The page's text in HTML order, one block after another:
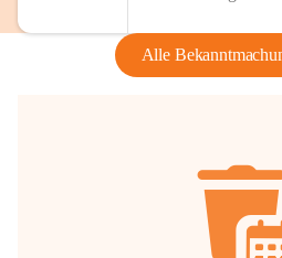
Alle